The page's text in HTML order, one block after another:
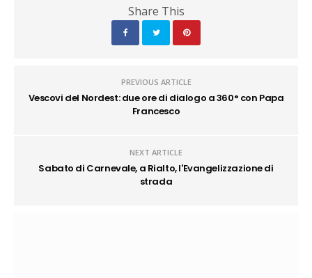
Share This
PREVIOUS ARTICLE
Vescovi del Nordest: due ore di dialogo a 360° con Papa
Francesco
NEXT ARTICLE
Sabato di Carnevale, a Rialto, l'Evangelizzazione di
strada